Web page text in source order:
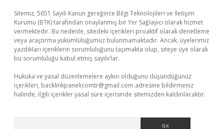
Sitemiz, 5651 Sayılı Kanun gereğince Bilgi Teknolojileri ve İletişim
Kurumu (BTK) tarafından onaylanmış bir Yer Sağlayıcı olarak hizmet
vermektedir. Bu nedenle, sitedeki içerikleri proaktif olarak denetleme
veya araştırma yükümlülüğümüz bulunmamaktadır. Ancak, üyelerimiz
yazdıkları içeriklerin sorumluluğunu taşımakta olup, siteye üye olarak
bu sorumluluğu kabul etmiş sayılırlar.
Hukuka ve yasal düzenlemelere aykırı olduğunu düşündüğünüz
içerikleri, backlinkpanelicomtr@gmail.com adresine bildirmeniz
halinde, ilgili içerikler yasal süre içerisinde sitemizden kaldırılacaktır.